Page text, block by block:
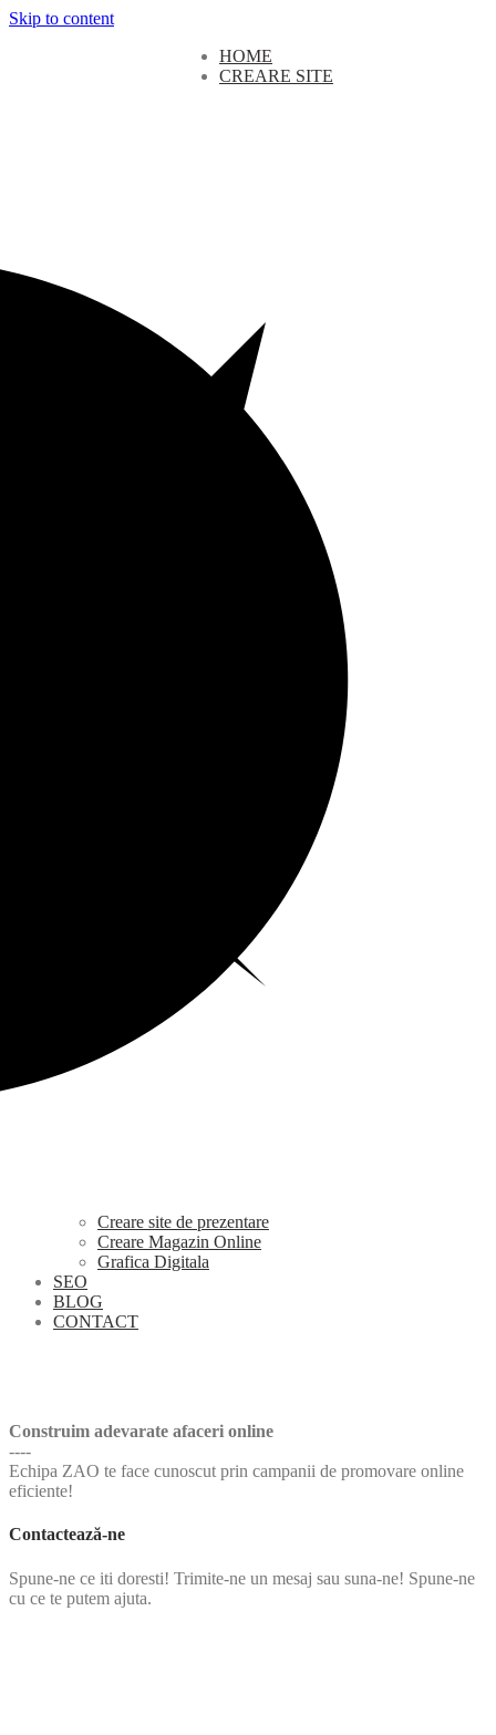
Skip to content
HOME
CREARE SITE
Creare site de prezentare
Creare Magazin Online
Grafica Digitala
SEO
BLOG
CONTACT
Construim adevarate afaceri online
----
Echipa ZAO te face cunoscut prin campanii de promovare online
eficiente!
Contactează-ne
Spune-ne ce iti doresti! Trimite-ne un mesaj sau suna-ne! Spune-ne
cu ce te putem ajuta.